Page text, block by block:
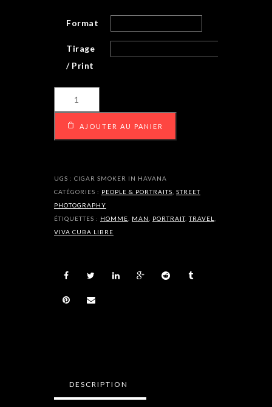
Format
Tirage
/ Print
Cigar
AJOUTER AU PANIER
UGS : CIGAR SMOKER IN HAVANA
CATÉGORIES : PEOPLE & PORTRAITS STREET
PHOTOGRAPHY
ÉTIQUETTES : HOMME MAN PORTRAIT,TRAVEL
VIVA CUBA LIBRE
DESCRIPTION